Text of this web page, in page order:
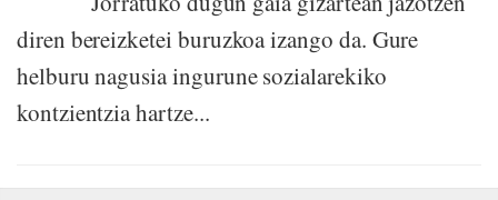
diren bereizketei buruzkoa izango da. Gure
helburu nagusia ingurune sozialarekiko
kontzientzia hartze...